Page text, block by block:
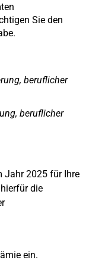
Sie den
beruflicher
beruflicher
Jahr 2025 für Ihre
die
ein.